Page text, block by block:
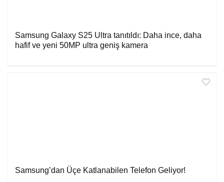
Samsung Galaxy S25 Ultra tanıtıldı: Daha ince, daha
hafif ve yeni 50MP ultra geniş kamera
Samsung’dan Üçe Katlanabilen Telefon Geliyor!